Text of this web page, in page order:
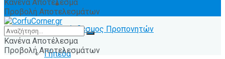
Ειδήσεις
Σύνδεσμος Προπονητών
Γήπεδα
Κανένα Αποτέλεσμα
Προβολή Αποτελεσμάτων
Κανένα Αποτέλεσμα
Προβολή Αποτελεσμάτων